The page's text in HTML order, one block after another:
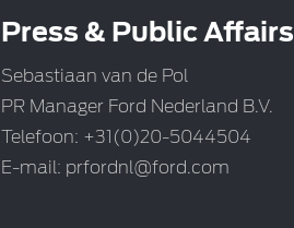
Press & Public Affairs
Sebastiaan van de Pol
PR Manager Ford Nederland B.V.
Telefoon: +31(0)20-5044504
E-mail: prfordnl@ford.com